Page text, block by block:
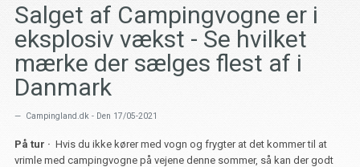
Salget af Campingvogne er i
eksplosiv vækst - Se hvilket
mærke der sælges flest af i
Danmark
Campingland.dk - Den 17/05-2021
På tur · Hvis du ikke kører med vogn og frygter at det kommer til at
vrimle med campingvogne på vejene denne sommer, så kan der godt